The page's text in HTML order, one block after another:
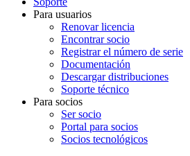
Para usuarios
Renovar licencia
Encontrar socio
Registrar el número de serie
Documentación
Descargar distribuciones
Soporte técnico
Para socios
Ser socio
Portal para socios
Socios tecnológicos